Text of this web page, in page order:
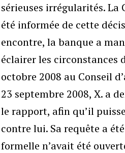
sérieuses irrégularités. La
été informée de cette
encontre, la banque a
éclairer les circonstances
octobre 2008 au Conseil
23 septembre 2008, X. a
le rapport, afin qu’il
contre lui. Sa requête a
formelle n’avait été